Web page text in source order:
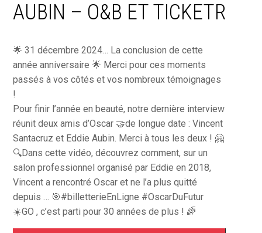
AUBIN – O&B ET TICKETR
🌟 31 décembre 2024… La conclusion de cette
année anniversaire 🌟 Merci pour ces moments
passés à vos côtés et vos nombreux témoignages
!
Pour finir l’année en beauté, notre dernière interview
réunit deux amis d’Oscar 🤝de longue date : Vincent
Santacruz et Eddie Aubin. Merci à tous les deux ! 🤗
🔍Dans cette vidéo, découvrez comment, sur un
salon professionnel organisé par Eddie en 2018,
Vincent a rencontré Oscar et ne l’a plus quitté
depuis … 🎯#billetterieEnLigne #OscarDuFutur
☀️GO , c’est parti pour 30 années de plus ! 🌈